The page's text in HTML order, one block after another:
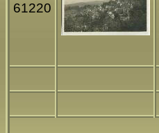
61220